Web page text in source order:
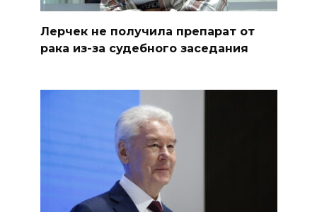
Лерчек не получила препарат от
рака из-за судебного заседания